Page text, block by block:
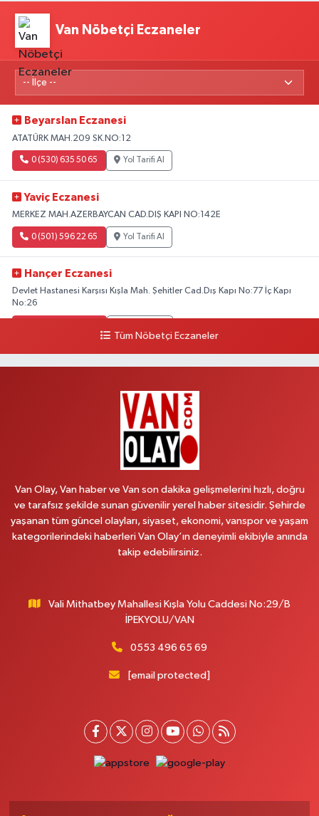
Van Nöbetçi Eczaneler
Beyarslan Eczanesi
ATATÜRK MAH.209 SK.NO:12
0 (530) 635 50 65 Yol Tarifi Al
Yaviç Eczanesi
MERKEZ MAH.AZERBAYCAN CAD.DIŞ KAPI NO:142E
0 (501) 596 22 65 Yol Tarifi Al
Hançer Eczanesi
Devlet Hastanesi Karşısı Kışla Mah. Şehitler Cad.Dış Kapı No:77 İç Kapı
No:26
Yol Tarifi Al
ÖZEL AKDAMAR HASTANESİ KARŞISI HATUNİYE MAH.ASMİN SK.NO:11
Çağatay Eczanesi
MAHMUDİYE MAH.VAN-SARAY YOLU 113 D
Yol Tarifi Al
YENİŞEHİR MAH. 117.SOKAK 7-9Ahastane karşısı
Yağmur Karaman Eczanesi
Nefes Eczanesi
MAREŞAL FEVZİ ÇAKMAK CADDESİ EZBERCİLER İŞ MERKEZİ B BLOK
Tüm Nöbetçi Eczaneler
Van Olay, Van haber ve Van son dakika gelişmelerini hızlı, doğru
ve tarafsız şekilde sunan güvenilir yerel haber sitesidir. Şehirde
yaşanan tüm güncel olayları, siyaset, ekonomi, vanspor ve yaşam
kategorilerindeki haberleri Van Olay’ın deneyimli ekibiyle anında
takip edebilirsiniz.
Vali Mithatbey Mahallesi Kışla Yolu Caddesi No:29/B
İPEKYOLU/VAN
0553 496 65 69
[email protected]